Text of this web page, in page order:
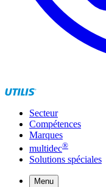
Secteur
Compétences
Marques
multidec®
Solutions spéciales
Menu